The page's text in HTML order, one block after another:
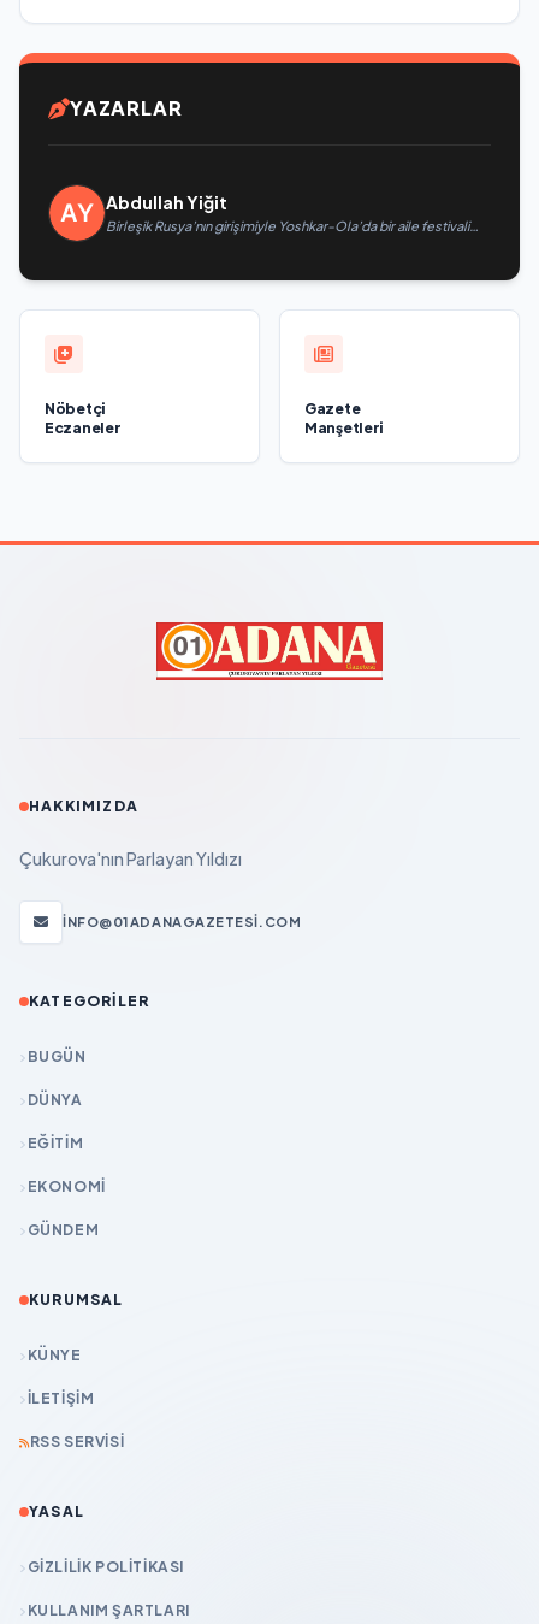
YAZARLAR
Abdullah Yiğit
Birleşik Rusya’nın girişimiyle Yoshkar-Ola’da bir aile festivali
Nöbetçi
Eczaneler
Gazete
Manşetleri
HAKKIMIZDA
Çukurova'nın Parlayan Yıldızı
INFO@01ADANAGAZETESI.COM
KATEGORILER
BUGÜN
DÜNYA
EĞİTİM
EKONOMİ
GÜNDEM
KURUMSAL
KÜNYE
İLETIŞIM
RSS SERVISI
YASAL
GIZLILIK POLITIKASI
KULLANIM ŞARTLARI